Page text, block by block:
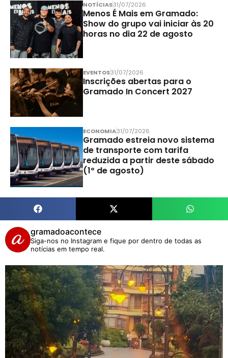
NOTÍCIAS31/07/2026
Menos É Mais em Gramado:
Show do grupo vai iniciar às 20
horas no dia 22 de agosto
EVENTOS31/07/2026
Inscrições abertas para o
Gramado In Concert 2027
ECONOMIA31/07/2026
Gramado estreia novo sistema
de transporte com tarifa
reduzida a partir deste sábado
(1º de agosto)
gramadoacontece
Siga-nos no Instagram e fique por dentro de todas as
notícias em tempo real.